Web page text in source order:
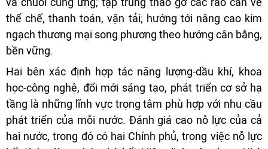
thể chế, thanh toán, vận tải; hướng tới nâng cao kim
ngạch thương mại song phương theo hướng cân bằng,
bền vững.
Hai bên xác định hợp tác năng lượng-dầu khí, khoa
học-công nghệ, đổi mới sáng tạo, phát triển cơ sở hạ
tầng là những lĩnh vực trọng tâm phù hợp với nhu cầu
phát triển của mỗi nước. Đánh giá cao nỗ lực của cả
hai nước, trong đó có hai Chính phủ, trong việc nỗ lực